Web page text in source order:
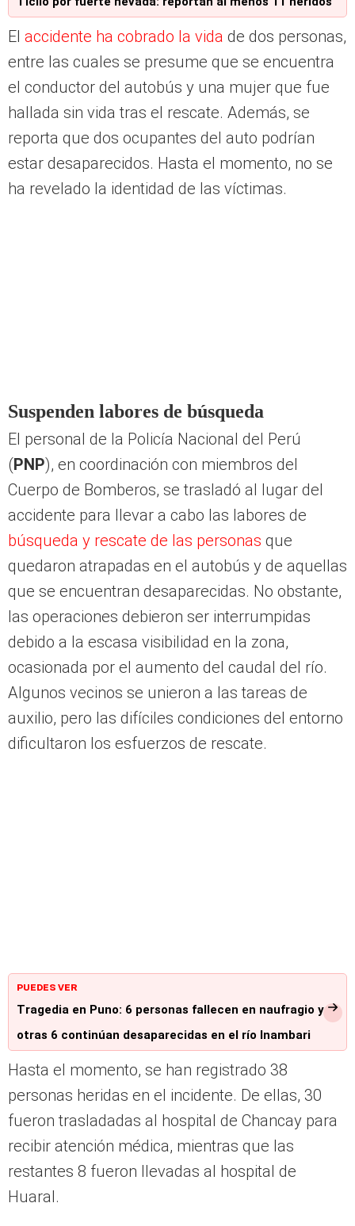
El accidente ha cobrado la vida de dos personas,
entre las cuales se presume que se encuentra
el conductor del autobús y una mujer que fue
hallada sin vida tras el rescate. Además, se
reporta que dos ocupantes del auto podrían
estar desaparecidos. Hasta el momento, no se
ha revelado la identidad de las víctimas.
Suspenden labores de búsqueda
El personal de la Policía Nacional del Perú
(PNP), en coordinación con miembros del
Cuerpo de Bomberos, se trasladó al lugar del
accidente para llevar a cabo las labores de
búsqueda y rescate de las personas que
quedaron atrapadas en el autobús y de aquellas
que se encuentran desaparecidas. No obstante,
las operaciones debieron ser interrumpidas
debido a la escasa visibilidad en la zona,
ocasionada por el aumento del caudal del río.
Algunos vecinos se unieron a las tareas de
auxilio, pero las difíciles condiciones del entorno
dificultaron los esfuerzos de rescate.
PUEDES VER
Tragedia en Puno: 6 personas fallecen en naufragio y
otras 6 continúan desaparecidas en el río Inambari
Hasta el momento, se han registrado 38
personas heridas en el incidente. De ellas, 30
fueron trasladadas al hospital de Chancay para
recibir atención médica, mientras que las
restantes 8 fueron llevadas al hospital de
Huaral.